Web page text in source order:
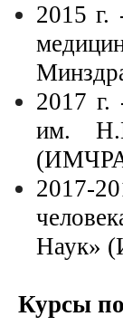
2015
2017 г.
им.
2017-
Наук»
Курсы